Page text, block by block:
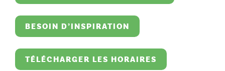
BESOIN D’INSPIRATION
TÉLÉCHARGER LES HORAIRES